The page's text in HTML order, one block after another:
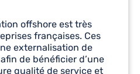
offshore est très
françaises. Ces
externalisation de
de bénéficier d’une
qualité de service et